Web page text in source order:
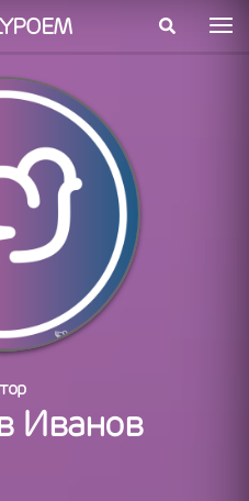
POEM
Иванов